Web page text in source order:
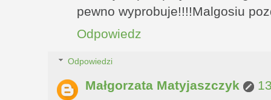
pewno wyprobuje!!!!Malgosiu
Odpowiedz
Odpowiedzi
Małgorzata Matyjaszczyk